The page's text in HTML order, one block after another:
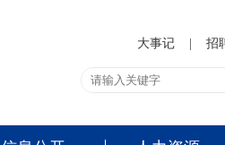
大事记 招